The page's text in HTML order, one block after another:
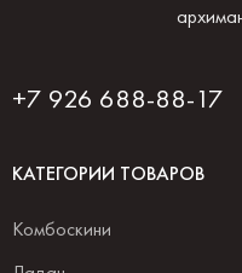
+7 926 688-88-17
КАТЕГОРИИ ТОВАРОВ
Комбоскини